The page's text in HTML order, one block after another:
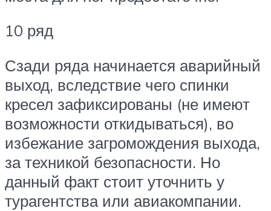
10 ряд
Сзади ряда начинается аварийный
выход, вследствие чего спинки
кресел зафиксированы (не имеют
возможности откидываться), во
избежание загромождения выхода,
за техникой безопасности. Но
данный факт стоит уточнить у
турагентства или авиакомпании.